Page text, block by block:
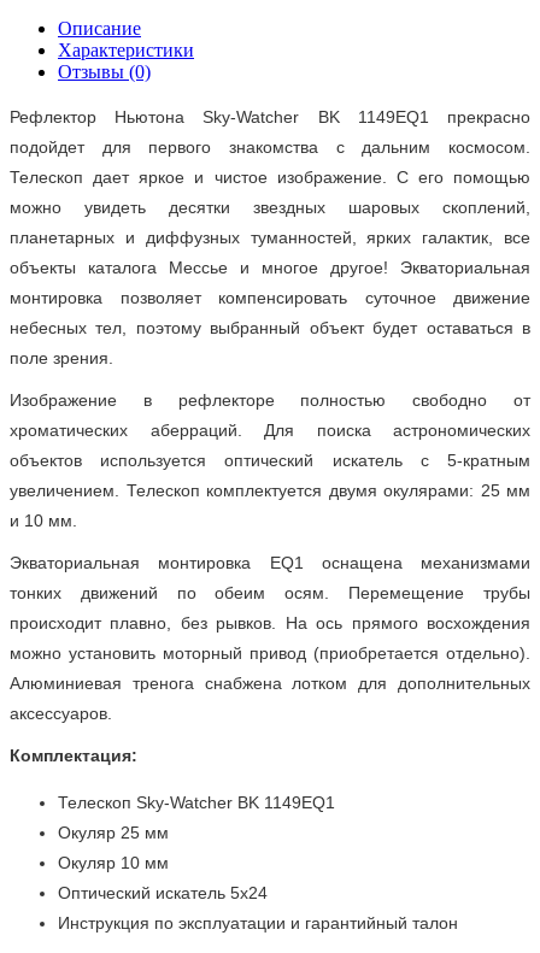
Описание
Характеристики
Отзывы (0)
Рефлектор Ньютона Sky-Watcher BK 1149EQ1 прекрасно
подойдет для первого знакомства с дальним космосом.
Телескоп дает яркое и чистое изображение. С его помощью
можно увидеть десятки звездных шаровых скоплений,
планетарных и диффузных туманностей, ярких галактик, все
объекты каталога Мессье и многое другое! Экваториальная
монтировка позволяет компенсировать суточное движение
небесных тел, поэтому выбранный объект будет оставаться в
поле зрения.
Изображение в рефлекторе полностью свободно от
хроматических аберраций. Для поиска астрономических
объектов используется оптический искатель с 5-кратным
увеличением. Телескоп комплектуется двумя окулярами: 25 мм
и 10 мм.
Экваториальная монтировка EQ1 оснащена механизмами
тонких движений по обеим осям. Перемещение трубы
происходит плавно, без рывков. На ось прямого восхождения
можно установить моторный привод (приобретается отдельно).
Алюминиевая тренога снабжена лотком для дополнительных
аксессуаров.
Комплектация:
Телескоп Sky-Watcher BK 1149EQ1
Окуляр 25 мм
Окуляр 10 мм
Оптический искатель 5x24
Инструкция по эксплуатации и гарантийный талон